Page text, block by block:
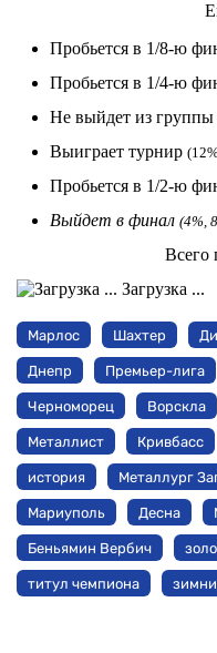
Пробьется в 1/8-ю
Пробьется в 1/4-ю
Не выйдет из группы
Выиграет турнир
Пробьется в 1/2-ю
Выйдет в финал (4%,
Всего
Загрузка ...
Марлос Шахтер
Днепр Премьер-лига
Черноморец Ворскла
Металлист Кривбасс
история Металлург
Мариуполь Десна
Беньямин Вербич
титул чемпиона